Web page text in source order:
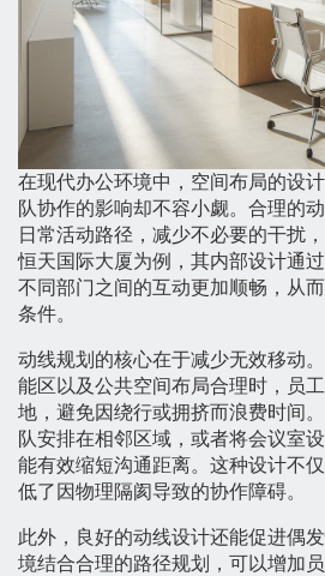
在现代办公环境中，空间布局的设
队协作的影响却不容小觑。合理的
日常活动路径，减少不必要的干扰
恒天国际大厦为例，其内部设计通
不同部门之间的互动更加顺畅，从
条件。
动线规划的核心在于减少无效移动
能区以及公共空间布局合理时，员
地，避免因绕行或拥挤而浪费时间
队安排在相邻区域，或者将会议室
能有效缩短沟通距离。这种设计不
低了因物理隔阂导致的协作障碍。
此外，良好的动线设计还能促进偶
境结合合理的路径规划，可以增加